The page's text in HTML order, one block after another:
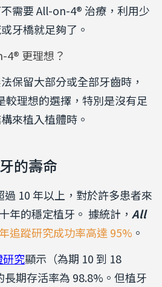
需要 All-on-4® 治療，利用少
牙橋就足夠了。
4® 更理想？
保留大部分或全部牙齒時，
理想的選擇，特別是沒有足
來植入植體時。
的壽命
過 10 年以上 ，對於許多患者來
年的穩定植牙。 據統計， All
追蹤研究成功率高達 95% 。
究顯示（為期 10 到 18
期存活率為 98.8%。但植牙